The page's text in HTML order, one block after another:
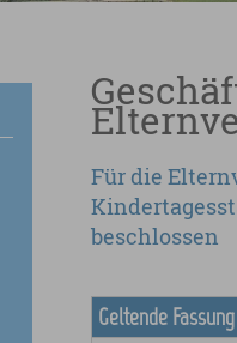
Für die
beschlossen
Geltende Fassung